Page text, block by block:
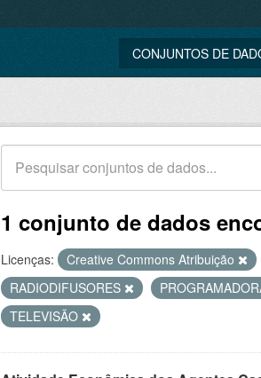
CONJUNTOS DE
1 conjunto de dados
Licenças: Creative Commons Atribuição
RADIODIFUSORES
TELEVISÃO